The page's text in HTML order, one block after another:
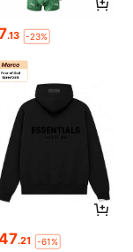
.13 -23%
.21 -61%